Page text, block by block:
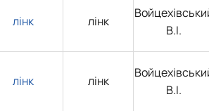
лінк лінк
В.І.
лінк лінк
В.І.